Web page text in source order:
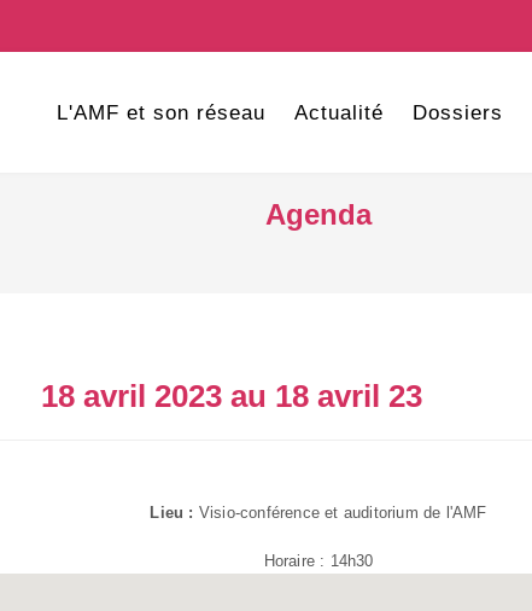
L'AMF et son réseau Actualité Dossiers
Agenda
18 avril 2023 au 18 avril 23
Lieu : Visio-conférence et auditorium de l'AMF
Horaire : 14h30